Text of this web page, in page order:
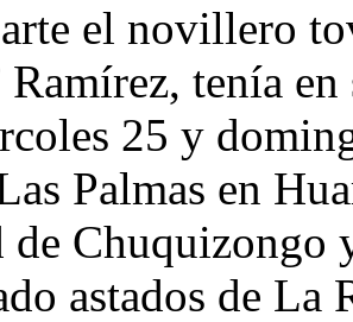
el novillero
tenía en
25 y
Palmas en
Chuquizongo
astados de